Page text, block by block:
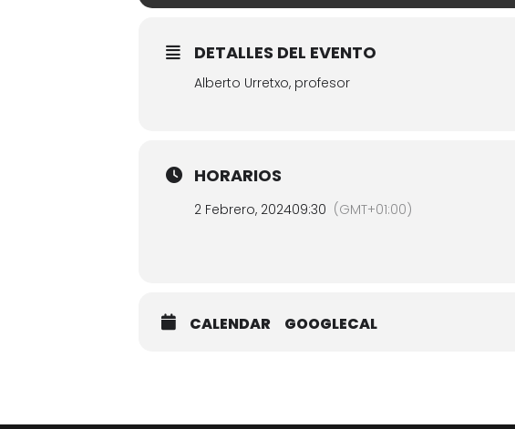
DETALLES DEL EVENTO
Alberto Urretxo, profesor
HORARIOS
2 Febrero, 202409:30 (GMT+01:00)
CALENDAR GOOGLECAL